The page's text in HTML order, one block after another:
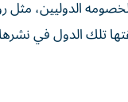
الدوليين، مثل
تلك الدول في